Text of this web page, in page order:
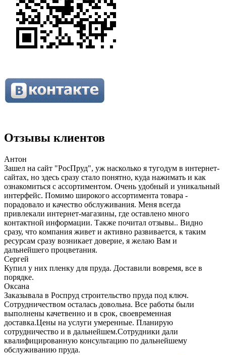
Отзывы клиентов
Антон
Зашел на сайт "РосПруд", уж насколько я тугодум в интернет-
сайтах, но здесь сразу стало понятно, куда нажимать и как
ознакомиться с ассортиментом. Очень удобный и уникальный
интерфейс. Помимо широкого ассортимента товара -
порадовало и качество обслуживания. Меня всегда
привлекали интернет-магазины, где оставлено много
контактной информации. Также почитал отзывы.. Видно
сразу, что компания живет и активно развивается, к таким
ресурсам сразу возникает доверие, я желаю Вам и
дальнейшего процветания.
Сергей
Купил у них пленку для пруда. Доставили вовремя, все в
порядке.
Оксана
Заказывала в Роспруд строительство пруда под ключ.
Сотрудничеством осталась довольна. Все работы были
выполнены качетвенно и в срок, своевременная
доставка.Цены на услуги умеренные. Планирую
сотрудничество и в дальнейшем.Сотрудники дали
квалифицированную консультацию по дальнейшему
обслуживанию пруда.